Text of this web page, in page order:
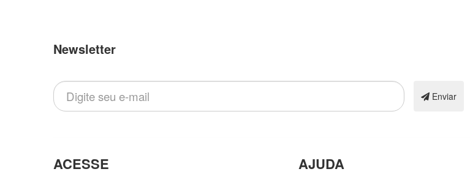
Newsletter
Enviar
ACESSE AJUDA